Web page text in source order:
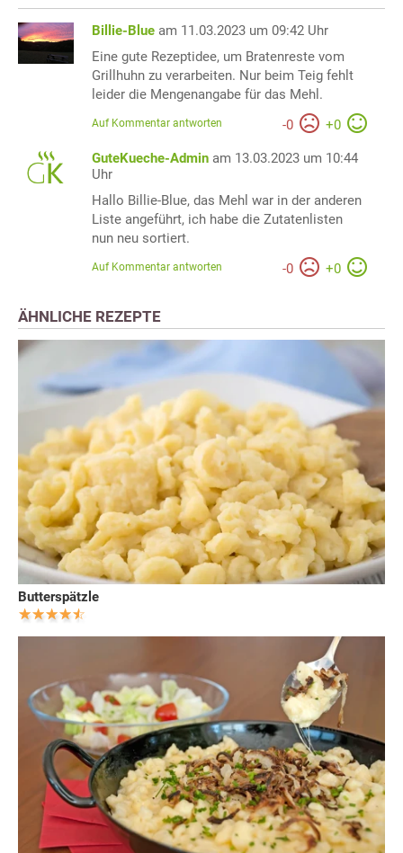
Billie-Blue am 11.03.2023 um 09:42 Uhr
Eine gute Rezeptidee, um Bratenreste vom
Grillhuhn zu verarbeiten. Nur beim Teig fehlt
leider die Mengenangabe für das Mehl.
-0 +0
Auf Kommentar antworten
GuteKueche-Admin am 13.03.2023 um 10:44
Uhr
Hallo Billie-Blue, das Mehl war in der anderen
Liste angeführt, ich habe die Zutatenlisten
nun neu sortiert.
-0 +0
Auf Kommentar antworten
ÄHNLICHE REZEPTE
Butterspätzle